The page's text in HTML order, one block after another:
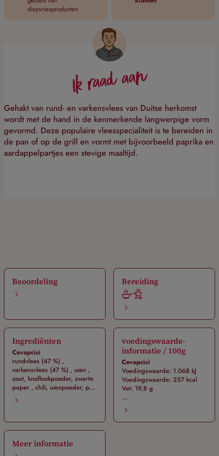
diepvriesproducten
Ik raad aan
Gehakt van rund- en varkensvlees van Duitse herkomst
wordt met de hand in de kenmerkende langwerpige vorm
gevormd. Deze populaire vleesspecialiteit is te bereiden in
de pan of op de grill en vormt met bijvoorbeeld paprika en
aardappelpartjes een stevige maaltijd.
Beoordeling Bereiding
Ingrediënten
Cevapcici
rundvlees (47 %) ,
varkensvlees (47 %) , uien ,
zout, knoflookpoeder, zwarte
peper , chili, uienpoeder, p...
voedingswaarde-
informatie / 100g
Cevapcici
Voedingswaarde: 1.068 kJ
Voedingswaarde: 257 kcal
Vet: 19,8 g
...
Meer informatie